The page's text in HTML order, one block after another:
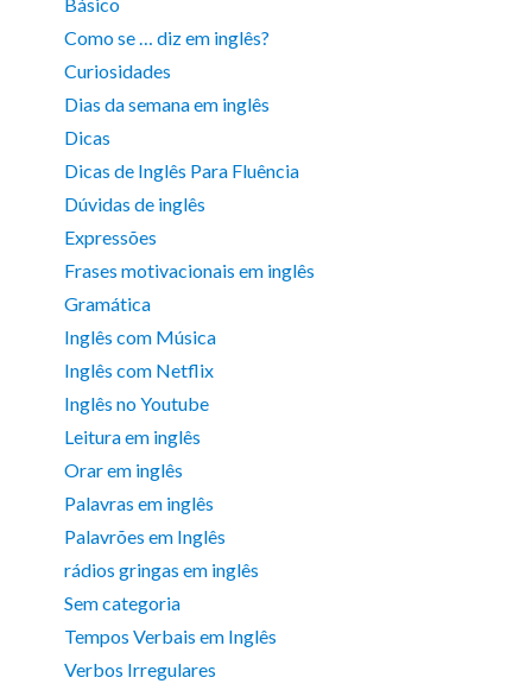
Como se … diz em inglês?
Curiosidades
Dias da semana em inglês
Dicas
Dicas de Inglês Para Fluência
Dúvidas de inglês
Expressões
Frases motivacionais em inglês
Gramática
Inglês com Música
Inglês com Netflix
Inglês no Youtube
Leitura em inglês
Orar em inglês
Palavras em inglês
Palavrões em Inglês
rádios gringas em inglês
Sem categoria
Tempos Verbais em Inglês
Verbos Irregulares